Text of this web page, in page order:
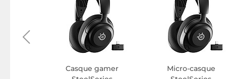
Casque gamer
Micro-casque